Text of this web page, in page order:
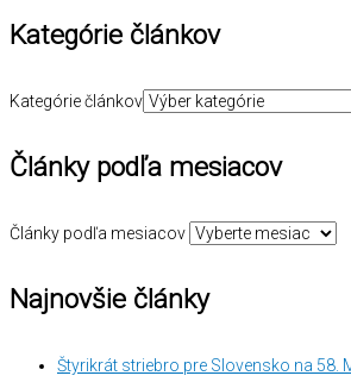
Kategórie článkov
Kategórie článkov
Články podľa mesiacov
Články podľa mesiacov
Najnovšie články
Štyrikrát striebro pre Slovensko na 58.